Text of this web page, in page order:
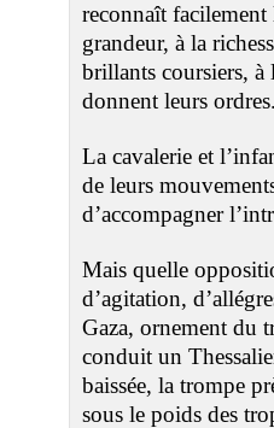
reconnaît
grandeur, à la
brillants coursiers, à
donnent leurs ordres.
La cavalerie et
de leurs
d’accompagner
Mais quelle
d’agitation,
Gaza, ornement du
conduit un
baissée, la trompe
sous le poids des